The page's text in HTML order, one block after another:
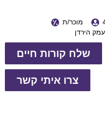
מוכר/ת
הירדן
שלח קורות חיים
צרו איתי קשר